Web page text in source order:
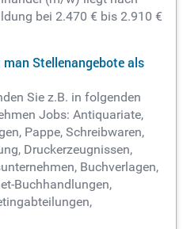
bei 2.470 € bis 2.910 €
Stellenangebote als
Sie z.B. in folgenden
Jobs: Antiquariate,
Pappe, Schreibwaren,
Druckerzeugnissen,
Buchverlagen,
Buchhandlungen,